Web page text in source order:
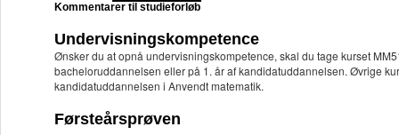
Kommentarer til studieforløb
Undervisningskompetence
Ønsker du at opnå undervisningskompetence, skal du tage kurset
bacheloruddannelsen eller på 1. år af kandidatuddannelsen. Øvrige
kandidatuddannelsen i Anvendt matematik.
Førsteårsprøven